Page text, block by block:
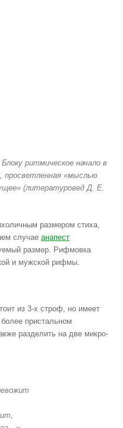
ритмическое начало в
просветленная «мыслью
(литературовед Д. Е.
размером стиха,
случае анапест
размер. Рифмовка
и мужской рифмы.
из 3-х строф, но имеет
пристальном
разделить на две микро-